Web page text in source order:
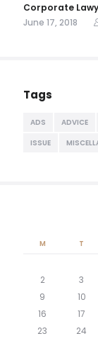
Corporate
June 17, 2018
Tags
ADS ADVICE
ISSUE
M T
2
3
9
10
16
17
23
24